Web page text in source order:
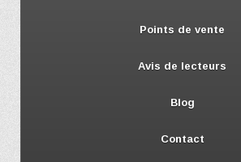
Points de vente
Avis de lecteurs
Blog
Contact